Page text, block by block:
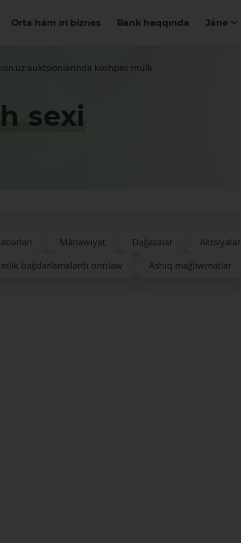
Orta hám iri biznes Bank haqqında Jáne
auktsionlarında kóshpes múlk
sexi
Mánawiyat Daǵazalar Aktsiyalar
baǵdarlamalardı orınlaw Ashıq maǵlıwmatlar